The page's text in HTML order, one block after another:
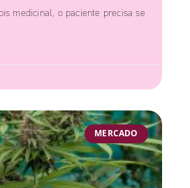
medicinal, o paciente precisa se
MERCADO